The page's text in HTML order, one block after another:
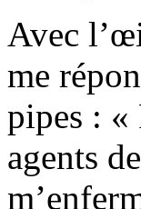
Avec
me
pipes : «
agents